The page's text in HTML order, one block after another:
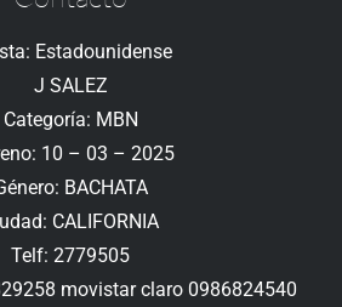
Estadounidense
J SALEZ
Categoría: MBN
10 – 03 – 2025
BACHATA
CALIFORNIA
Telf: 2779505
movistar claro 0986824540